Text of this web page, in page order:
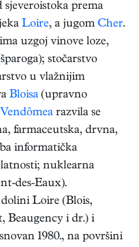
prema
Loire, a jugom Cher.
uzgoj vinove loze,
stočarstvo
u vlažnijim
Bloisa (upravno
Vendômea razvila se
farmaceutska, drvna,
informatička
nuklearna
des-Eaux).
Loire (Blois,
Beaugency i dr.) i
1980., na površini